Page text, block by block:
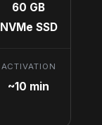
60 GB
NVMe SSD
ACTIVATION
~10 min